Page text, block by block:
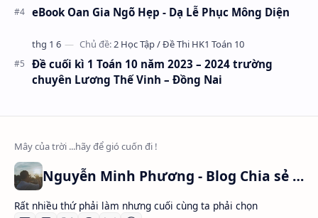
eBook Oan Gia Ngõ Hẹp - Dạ Lễ Phục Mông Diện
Đề cuối kì 1 Toán 10 năm 2023 – 2024 trường
chuyên Lương Thế Vinh – Đồng Nai
Nguyễn Minh Phương - Blog Chia sẻ Kiến thức Chứng khoán & Tài liệu Toán học
Rất nhiều thứ phải làm nhưng cuối cùng ta phải chọn